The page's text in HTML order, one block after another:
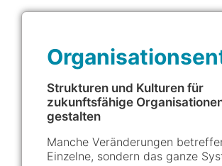
Strukturen und Kulturen für
zukunftsfähige
gestalten
Manche Veränderungen
Einzelne, sondern das ganze